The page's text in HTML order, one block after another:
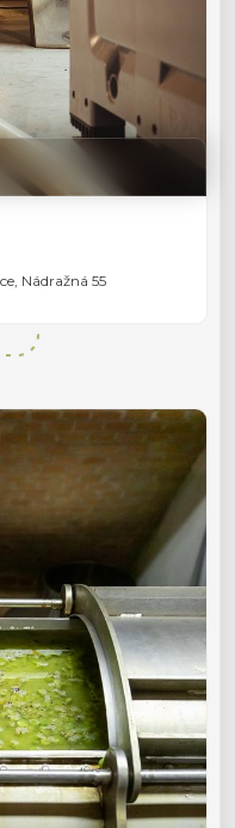
Nádražná 55